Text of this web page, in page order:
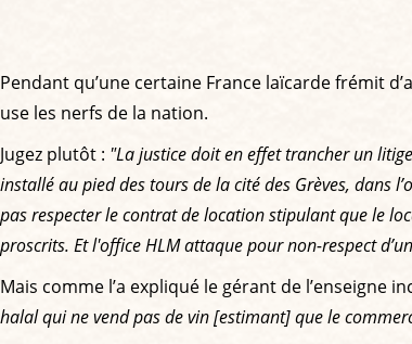
Pendant qu’une certaine France laïcarde frémit
use les nerfs de la nation.
Jugez plutôt : "La justice doit en effet trancher un
installé au pied des tours de la cité des Grèves, dans
pas respecter le contrat de location stipulant que le
proscrits. Et l'office HLM attaque pour non-respect
Mais comme l’a expliqué le gérant de
halal qui ne vend pas de vin [estimant] que le